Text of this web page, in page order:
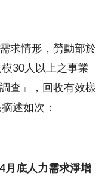
求情形，勞動部於
30人以上之事業
查」，回收有效樣
述如次：
4月底人力需求淨增